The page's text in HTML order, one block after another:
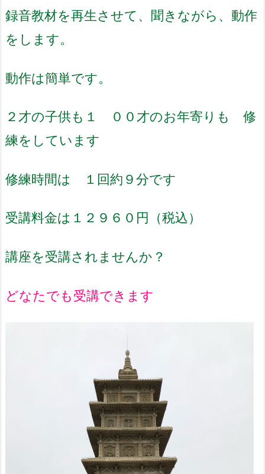
録音教材を再生させて、聞きながら、動作
をします。
動作は簡単です。
２才の子供も１ ００才のお年寄りも 修
練をしています
修練時間は １回約９分です
受講料金は１２９６０円（税込）
講座を受講されませんか？
どなたでも受講できます